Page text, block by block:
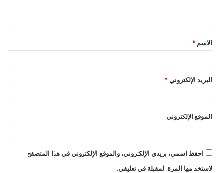
ق
*
الاسم *
البريد الإلكتروني*
الموقع الإلكتروني
احفظ اسمي، بريدي الإلكتروني، والموقع الإلكتروني في هذا المتصفح
لاستخدامها المرة المقبلة في تعليقي.